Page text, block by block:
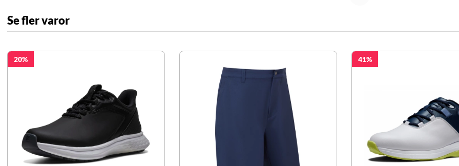
Se fler varor
20 41